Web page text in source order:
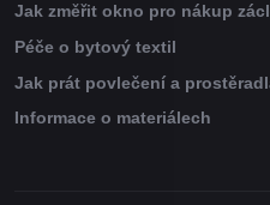
Jak změřit okno pro nákup
Péče o bytový textil
Jak prát povlečení a
Informace o materiálech